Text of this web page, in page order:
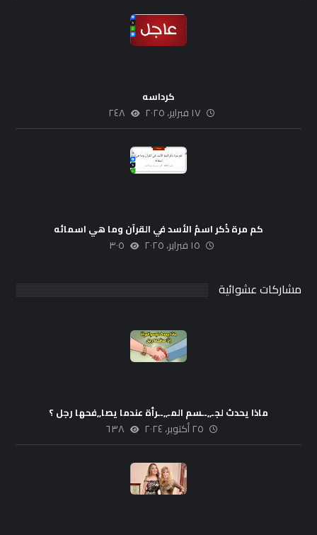
كرداسه
١٧ فبراير، ٢٠٢٥ ٢٤٨
كم مرة ذُكر اسمُ الأسد في القرآن وما هي اسمائه
١٥ فبراير، ٢٠٢٥ ٣٠٥
مشاركات عشوائية
ماذا يحدث لجـ,,ــسم المـ,,ــرأة عندما يصا,,فحها رجل ؟
٢٥ أكتوبر، ٢٠٢٤ ٦٣٨